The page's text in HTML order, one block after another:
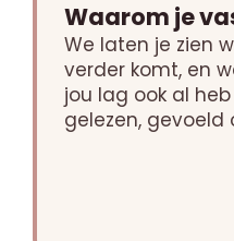
Waarom je
We laten je zien
verder komt, en
jou lag ook al
gelezen, gevoeld